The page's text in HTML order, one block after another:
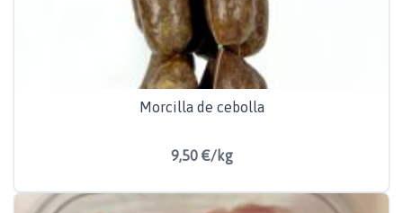
Morcilla de cebolla
9,50 €/kg